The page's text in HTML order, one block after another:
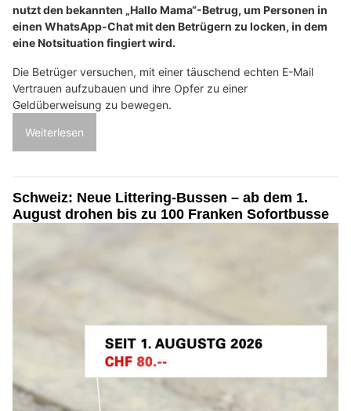
nutzt den bekannten „Hallo Mama“-Betrug, um Personen in
einen WhatsApp-Chat mit den Betrügern zu locken, in dem
eine Notsituation fingiert wird.
Die Betrüger versuchen, mit einer täuschend echten E-Mail
Vertrauen aufzubauen und ihre Opfer zu einer
Geldüberweisung zu bewegen.
Weiterlesen
Schweiz: Neue Littering-Bussen – ab dem 1.
August drohen bis zu 100 Franken Sofortbusse